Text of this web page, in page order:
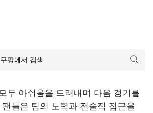
두 아쉬움을 드러내며 다음 경기를
들은 팀의 노력과 전술적 접근을